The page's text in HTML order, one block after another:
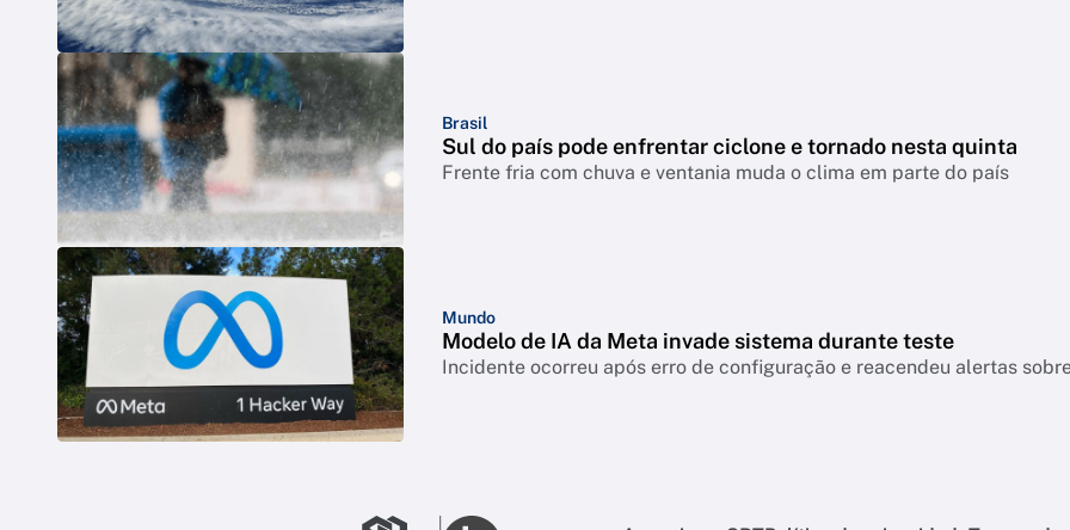
Brasil
Sul do país pode enfrentar ciclone e tornado nesta quinta
Frente fria com chuva e ventania muda o clima em parte do país
Mundo
Modelo de IA da Meta invade sistema durante teste
Incidente ocorreu após erro de configuração e reacendeu alertas